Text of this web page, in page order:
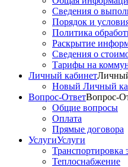
Сведения о
Порядок и
Политика
Раскрытие
Сведения о
Тарифы на
Личный кабинет
Новый Личный
Вопрос-ОтветВопрос-
Общие вопросы
Оплата
Прямые договора
УслугиУслуги
Транспортировка
Теплоснабжение